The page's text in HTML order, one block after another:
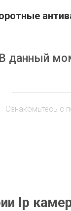
В данный
Ознакомьтесь с
Ip